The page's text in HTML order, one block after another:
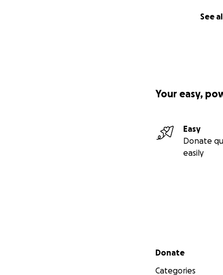
See
Your easy,
Easy
Donate
easily
Secondary menu
Donate
Categories